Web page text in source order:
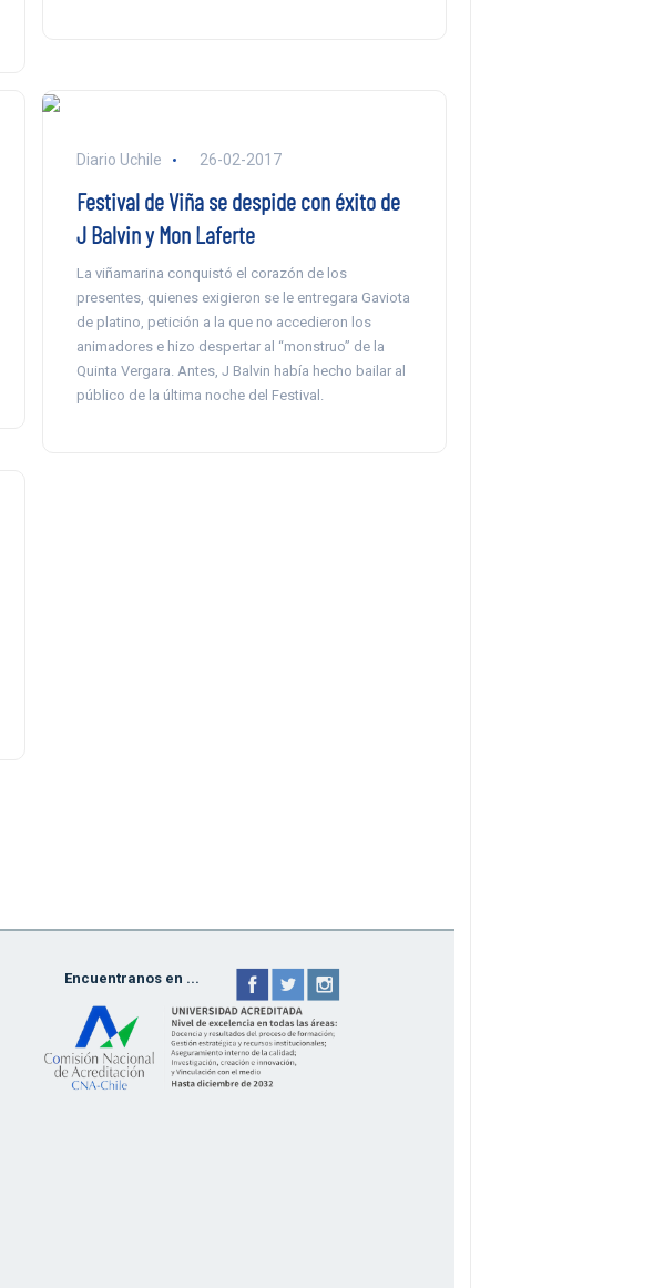
Diario Uchile 26-02-2017
Festival de Viña se despide con éxito de
J Balvin y Mon Laferte
La viñamarina conquistó el corazón de los
presentes, quienes exigieron se le entregara Gaviota
de platino, petición a la que no accedieron los
animadores e hizo despertar al “monstruo” de la
Quinta Vergara. Antes, J Balvin había hecho bailar al
público de la última noche del Festival.
Encuentranos en ...